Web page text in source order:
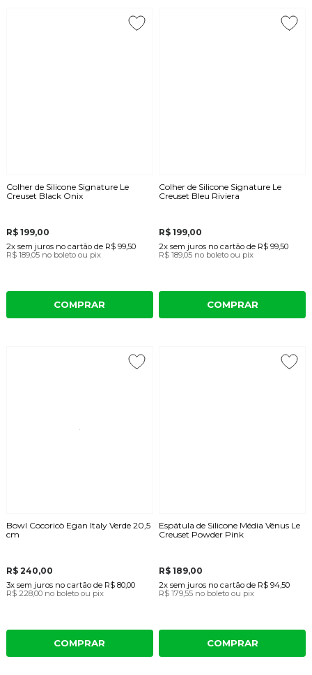
Colher de Silicone Signature Le
Creuset Black Onix
R$ 199,00
2x sem juros no cartãode R$ 99,50
R$ 189,05 no boleto ou pix
COMPRAR
Colher de Silicone Signature Le
Creuset Bleu Riviera
R$ 199,00
2x sem juros no cartão de R$ 99,50
R$ 189,05 no boleto ou pix
COMPRAR
Bowl Cocoricò Egan Italy Verde 20,5
cm
R$ 240,00
3x sem juros no cartãode R$ 80,00
R$ 228,00 no boleto ou pix
COMPRAR
Espátula de Silicone Média Vênus Le
Creuset Powder Pink
R$ 189,00
2x sem juros no cartão de R$ 94,50
R$ 179,55 no boleto ou pix
COMPRAR